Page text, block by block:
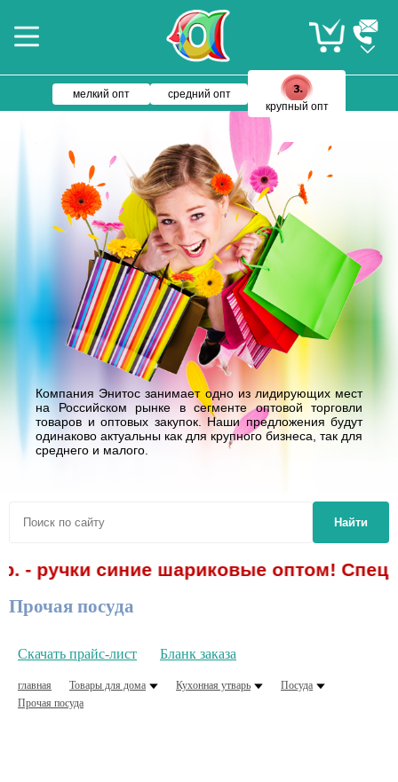
мелкий опт
средний опт
крупный опт
Компания Энитос занимает одно из лидирующих мест
на Российском рынке в сегменте оптовой торговли
товаров и оптовых закупок. Наши предложения будут
одинаково актуальны как для крупного бизнеса, так для
среднего и малого.
Найти
- ручки синие шариковые оптом!
Прочая посуда
Скачать прайс-лист Бланк заказа
главная Товары для дома Кухонная утварь
Посуда
Прочая посуда